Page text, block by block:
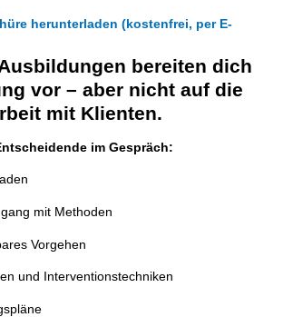
herunterladen (kostenfrei, per E-
bereiten dich
vor – aber nicht auf die
mit Klienten.
im Gespräch:
mit Methoden
Vorgehen
und Interventionstechniken